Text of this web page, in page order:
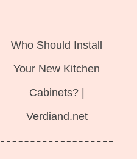
Who Should Install
Your New Kitchen
Cabinets? |
Verdiand.net